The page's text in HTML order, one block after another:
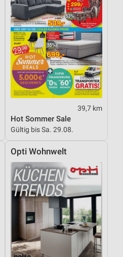
39,7 km
Hot Sommer Sale
Gültig bis Sa. 29.08.
Opti Wohnwelt